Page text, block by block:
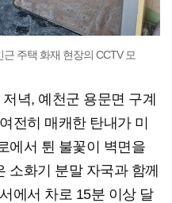
주택 화재 현장의 CCTV 모
녁, 예천군 용문면 구계
전히 매캐한 탄내가 미
에서 튄 불꽃이 벽면을
소화기 분말 자국과 함께
에서 차로 15분 이상 달